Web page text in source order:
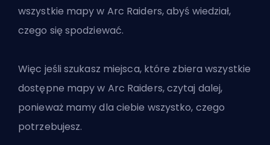
wszystkie mapy w Arc Raiders, abyś wiedział,
czego się spodziewać.
Więc jeśli szukasz miejsca, które zbiera wszystkie
dostępne mapy w Arc Raiders, czytaj dalej,
ponieważ mamy dla ciebie wszystko, czego
potrzebujesz.